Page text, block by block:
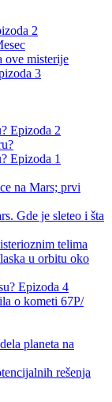
2
ove misterije
3
Epizoda 2
Epizoda 1
na Mars; prvi
Gde je sleteo i šta
telima
u orbitu oko
Epizoda 4
o kometi 67P/
planeta na
rešenja